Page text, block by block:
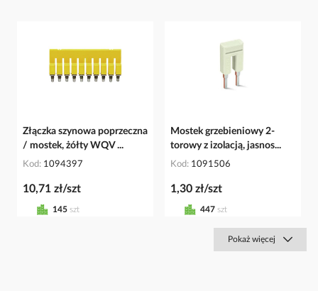
Złączka szynowa poprzeczna
/ mostek, żółty WQV ...
Kod 1094397
10,71 zł/szt
145 szt
Mostek grzebieniowy 2-
torowy z izolacją, jasnos...
Kod 1091506
1,30 zł/szt
447 szt
Pokaż więcej